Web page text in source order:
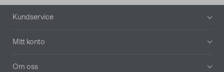
Sidfot
Kundservice
Mitt konto
Om oss